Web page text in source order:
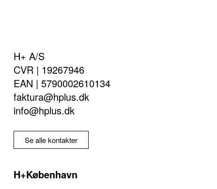
H+ A/S
CVR | 19267946
EAN | 5790002610134
faktura@hplus.dk
info@hplus.dk
Se alle kontakter
H+København